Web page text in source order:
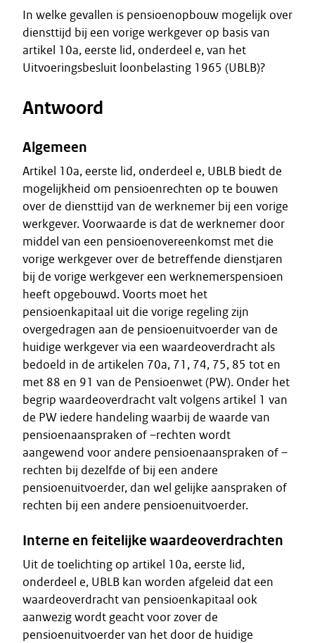
In welke gevallen is pensioenopbouw mogelijk over
diensttijd bij een vorige werkgever op basis van
artikel 10a, eerste lid, onderdeel e, van het
Uitvoeringsbesluit loonbelasting 1965 (UBLB)?
Antwoord
Algemeen
Artikel 10a, eerste lid, onderdeel e, UBLB biedt de
mogelijkheid om pensioenrechten op te bouwen
over de diensttijd van de werknemer bij een vorige
werkgever. Voorwaarde is dat de werknemer door
middel van een pensioenovereenkomst met die
vorige werkgever over de betreffende dienstjaren
bij de vorige werkgever een werknemerspensioen
heeft opgebouwd. Voorts moet het
pensioenkapitaal uit die vorige regeling zijn
overgedragen aan de pensioenuitvoerder van de
huidige werkgever via een waardeoverdracht als
bedoeld in de artikelen 70a, 71, 74, 75, 85 tot en
met 88 en 91 van de Pensioenwet (PW). Onder het
begrip waardeoverdracht valt volgens artikel 1 van
de PW iedere handeling waarbij de waarde van
pensioenaanspraken of –rechten wordt
aangewend voor andere pensioenaanspraken of –
rechten bij dezelfde of bij een andere
pensioenuitvoerder, dan wel gelijke aanspraken of
rechten bij een andere pensioenuitvoerder.
Interne en feitelijke waardeoverdrachten
Uit de toelichting op artikel 10a, eerste lid,
onderdeel e, UBLB kan worden afgeleid dat een
waardeoverdracht van pensioenkapitaal ook
aanwezig wordt geacht voor zover de
pensioenuitvoerder van het door de huidige